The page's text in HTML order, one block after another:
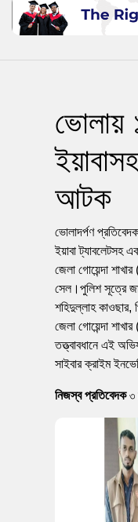
ভোলায়
আটক
ভোলাদর্পণ
ইয়াবা ট্যাবলেটসহ
জেলা গোয়েন্দা
সেল।পুলিশ সূত্রে
শহিদুল্লাহ কাওছার,
জেলা গোয়েন্দা
তত্ত্বাবধানে এই
সাইবার ক্রাইম
নিজস্ব প্রতিবেদক ৩